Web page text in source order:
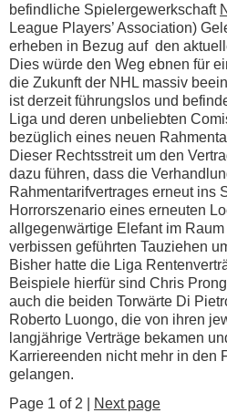
befindliche Spielergewerkschaft
League Players’ Association)
erheben in Bezug auf den
Dies würde den Weg ebnen für
die Zukunft der NHL massiv
ist derzeit führungslos und
Liga und deren unbeliebten
bezüglich eines neuen
Dieser Rechtsstreit um den
dazu führen, dass die
Rahmentarifvertrages erneut ins
Horrorszenario eines erneuten
allgegenwärtige Elefant im
verbissen geführten Tauziehen
Bisher hatte die Liga
Beispiele hierfür sind Chris
auch die beiden Torwärte Di
Roberto Luongo, die von ihren
langjährige Verträge bekamen
Karriereenden nicht mehr in den
gelangen.
Page 1 of 2 |
Next page